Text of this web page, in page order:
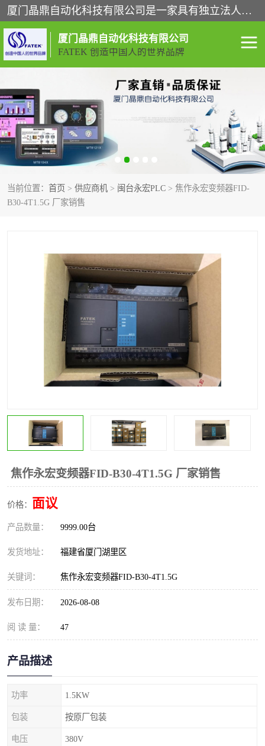
厦门晶鼎自动化科技有限公司是一家具有独立法人资格的高新技术企业；代理销售的产品有台湾威纶触摸屏，魏德米勒全系列，永宏触摸屏,威纶触摸屏,台湾威纶weinview触摸屏,台湾永宏PLC，FATEK,永宏伺服,图儿克总线，施耐德，欧姆龙，西门子，富士变频，K&N蓝系列， BUSSMANN，松下变频器，丹佛斯变频器等。
厦门晶鼎自动化科技有限公司
FATEK 创造中国人的世界品牌
当前位置： 首页 > 供应商机 > 闽台永宏PLC > 焦作永宏变频器FID-
B30-4T1.5G 厂家销售
焦作永宏变频器FID-B30-4T1.5G 厂家销售
价格： 面议
产品数量： 9999.00台
发货地址： 福建省厦门湖里区
关键词： 焦作永宏变频器FID-B30-4T1.5G
发布日期： 2026-08-08
阅 读 量： 47
产品描述
功率 1.5KW
包装 按原厂包装
电压 380V
闽台永宏PLC WEINVIEW闽台威纶触摸
正弦变频器正弦伺服 魏德米勒接线端子
ABB电流开关 魏德米勒电源
丹佛斯变频器 MOXA通讯模块
其他
安士能开关
普洛菲斯触摸屏
魏德米勒继电器 施迈赛限位开关